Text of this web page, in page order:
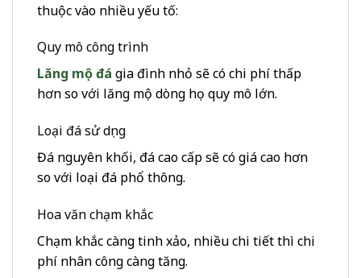
thuộc vào nhiều yếu tố:
Quy mô công trình
Lăng mộ đá gia đình nhỏ sẽ có chi phí thấp
hơn so với lăng mộ dòng họ quy mô lớn.
Loại đá sử dụng
Đá nguyên khối, đá cao cấp sẽ có giá cao hơn
so với loại đá phổ thông.
Hoa văn chạm khắc
Chạm khắc càng tinh xảo, nhiều chi tiết thì chi
phí nhân công càng tăng.